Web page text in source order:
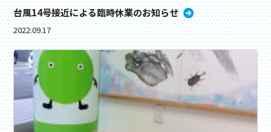
台風14号接近による臨時休業のお知らせ
2022.09.17